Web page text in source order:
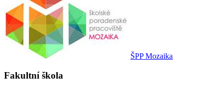
ŠPP Mozaika
Fakultní škola